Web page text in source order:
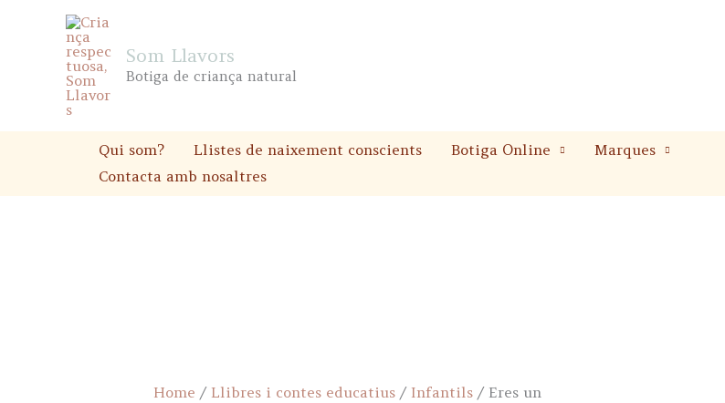
Som Llavors
Botiga de criança natural
Qui som? Llistes de naixement conscients Botiga Online
Marques
Contacta amb nosaltres
Home / Llibres i contes educatius / Infantils / Eres un